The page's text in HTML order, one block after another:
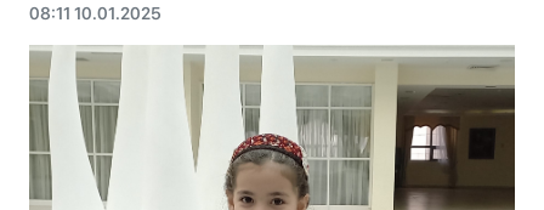
08:11 10.01.2025